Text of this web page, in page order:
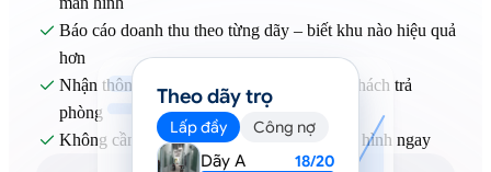
 Báo cáo doanh thu theo từng dãy – biết khu nào hiệu quả
hơn
 Nhận thông báo khi có phòng trống hoặc khách trả
phòng
 Không cần hỏi từng quản lý – vẫn biết tình hình ngay
Theo dãy trọ
Lấp đầy
Công nợ
Dãy A
18/20